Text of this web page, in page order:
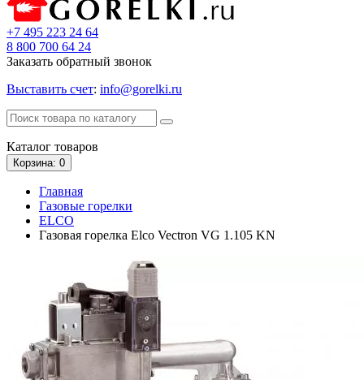
+7 495 223 24 64
8 800 700 64 24
Заказать обратный звонок
Выставить счет: info@gorelki.ru
Каталог товаров
Корзина: 0
Главная
Газовые горелки
ELCO
Газовая горелка Elco Vectron VG 1.105 KN